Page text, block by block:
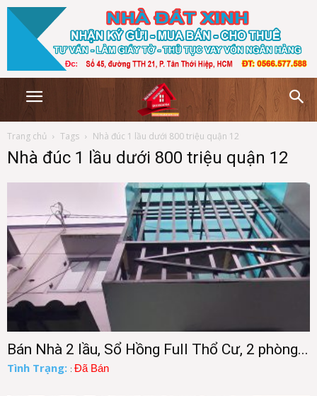
Trang chủ Tags Nhà đúc 1 lầu dưới 800 triệu quận 12
Nhà đúc 1 lầu dưới 800 triệu quận 12
Bán Nhà 2 lầu, Sổ Hồng Full Thổ Cư, 2 phòng...
Tình Trạng: : Đã Bán